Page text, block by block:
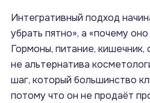
Интегративный подход
убрать пятно», а «почему
Гормоны, питание, кишечник,
не альтернатива
шаг, который большинство
потому что он не продаёт